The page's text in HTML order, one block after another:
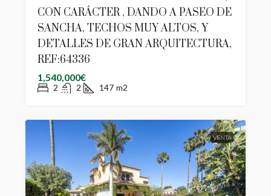
CON CARÁCTER , DANDO A PASEO DE
SANCHA, TECHOS MUY ALTOS, Y
DETALLES DE GRAN ARQUITECTURA,
REF:64336
1,540,000€
2 2 147 m2
VENTA